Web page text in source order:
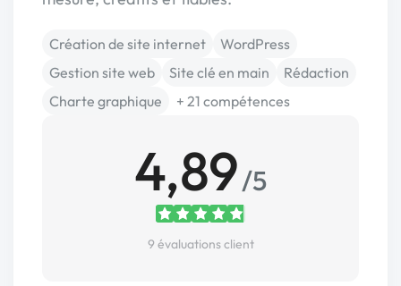
Création de site internet
WordPress
Gestion site web
Site clé en main
Rédaction
Charte graphique
+ 21 compétences
4,89/5
9 évaluations client